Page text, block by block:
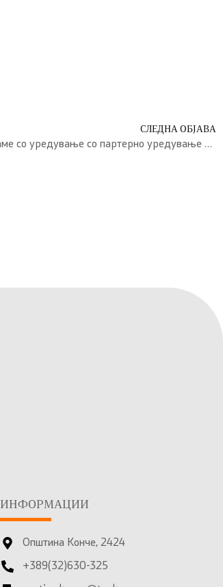
СЛЕДНА ОБЈАВА
Уредувањето на јавни површини го започнуваме со уредување со партерно уредување на пристапна улица во Габревци
ИНФОРМАЦИИ
Општина Конче, 2424
+389(32)630-325